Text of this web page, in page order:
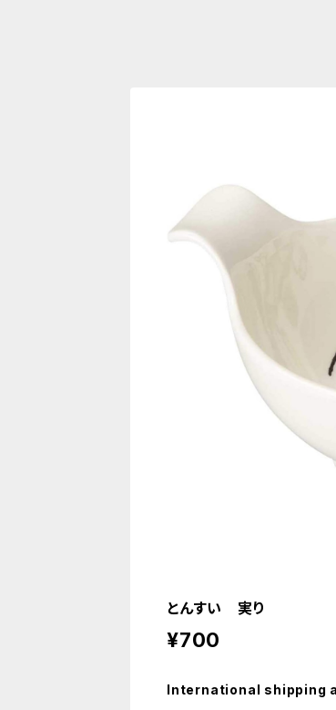
とんすい 実り
¥700
International shipping